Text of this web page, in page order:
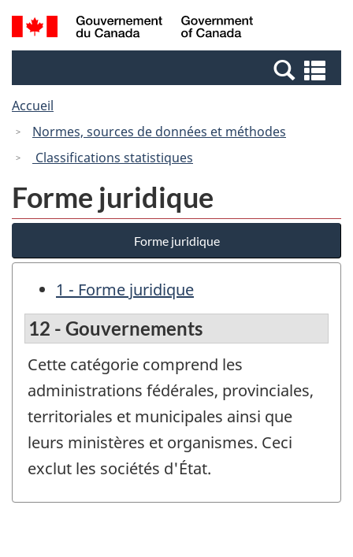
Passer
au
Passer
à
Canada
Recherche
et
et
Accueil
Normes, sources de données et méthodes
Classifications statistiques
Forme juridique
Forme juridique
1 - Forme juridique
12 - Gouvernements
Cette catégorie comprend les
administrations fédérales, provinciales,
territoriales et municipales ainsi que
leurs ministères et organismes. Ceci
exclut les sociétés d'État.